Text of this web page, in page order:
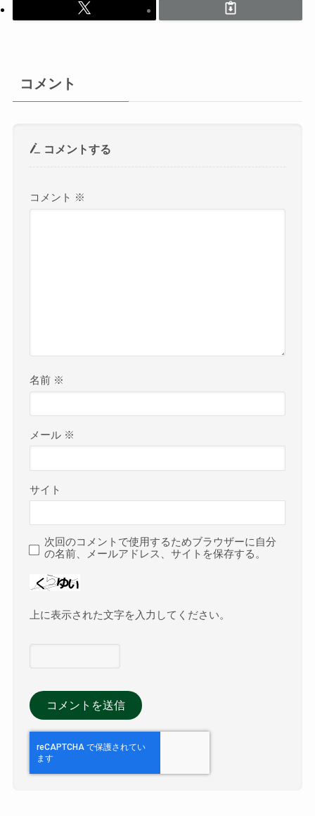
コメント
コメントする
コメント ※
名前 ※
メール ※
サイト
次回のコメントで使用するためブラウザーに自分
の名前、メールアドレス、サイトを保存する。
上に表示された文字を入力してください。